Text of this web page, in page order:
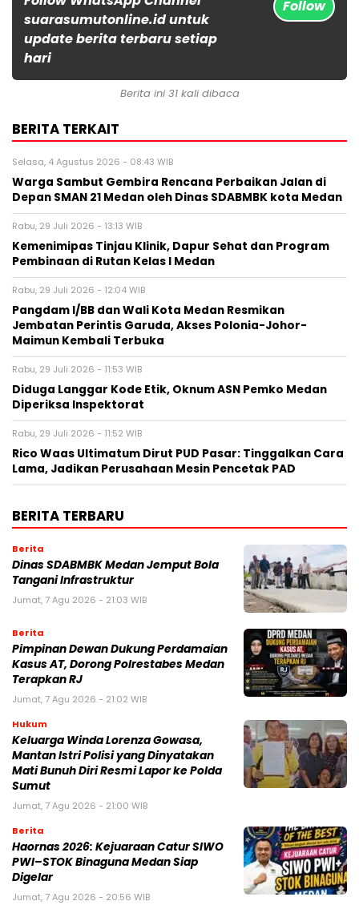
suarasumutonline.id untuk
update berita terbaru setiap
hari
Follow
Berita ini 31 kali dibaca
BERITA TERKAIT
Selasa, 4 Agustus 2026 - 08:43 WIB
Warga Sambut Gembira Rencana Perbaikan Jalan di
Depan SMAN 21 Medan oleh Dinas SDABMBK kota Medan
Rabu, 29 Juli 2026 - 13:13 WIB
Kemenimipas Tinjau Klinik, Dapur Sehat dan Program
Pembinaan di Rutan Kelas I Medan
Rabu, 29 Juli 2026 - 12:04 WIB
Pangdam I/BB dan Wali Kota Medan Resmikan
Jembatan Perintis Garuda, Akses Polonia-Johor-
Maimun Kembali Terbuka
Rabu, 29 Juli 2026 - 11:53 WIB
Diduga Langgar Kode Etik, Oknum ASN Pemko Medan
Diperiksa Inspektorat
Rabu, 29 Juli 2026 - 11:52 WIB
Rico Waas Ultimatum Dirut PUD Pasar: Tinggalkan Cara
Lama, Jadikan Perusahaan Mesin Pencetak PAD
BERITA TERBARU
Berita
Dinas SDABMBK Medan Jemput Bola
Tangani Infrastruktur
Jumat, 7 Agu 2026 - 21:03 WIB
Berita
Pimpinan Dewan Dukung Perdamaian
Kasus AT, Dorong Polrestabes Medan
Terapkan RJ
Jumat, 7 Agu 2026 - 21:02 WIB
Hukum
Keluarga Winda Lorenza Gowasa,
Mantan Istri Polisi yang Dinyatakan
Mati Bunuh Diri Resmi Lapor ke Polda
Sumut
Jumat, 7 Agu 2026 - 21:00 WIB
Berita
Haornas 2026: Kejuaraan Catur SIWO
PWI–STOK Binaguna Medan Siap
Digelar
Jumat, 7 Agu 2026 - 20:56 WIB